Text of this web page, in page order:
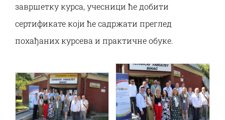
завршетку курса, учесници ће добити
сертификате који ће садржати преглед
похађаних курсева и практичне обуке.